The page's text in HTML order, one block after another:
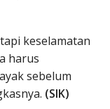
keselamatan
harus
sebelum
(SIK)